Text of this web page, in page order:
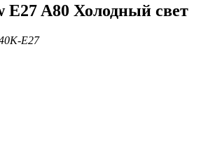
A80 Холодный свет
E27